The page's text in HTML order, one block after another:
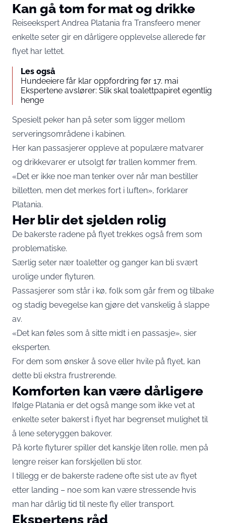
Kan gå tom for mat og drikke
Reiseekspert Andrea Platania fra Transfeero mener
enkelte seter gir en dårligere opplevelse allerede før
flyet har lettet.
Les også
Hundeeiere får klar oppfordring før 17. mai
Ekspertene avslører: Slik skal toalettpapiret egentlig
henge
Spesielt peker han på seter som ligger mellom
serveringsområdene i kabinen.
Her kan passasjerer oppleve at populære matvarer
og drikkevarer er utsolgt før trallen kommer frem.
«Det er ikke noe man tenker over når man bestiller
billetten, men det merkes fort i luften», forklarer
Platania.
Her blir det sjelden rolig
De bakerste radene på flyet trekkes også frem som
problematiske.
Særlig seter nær toaletter og ganger kan bli svært
urolige under flyturen.
Passasjerer som står i kø, folk som går frem og tilbake
og stadig bevegelse kan gjøre det vanskelig å slappe
av.
«Det kan føles som å sitte midt i en passasje», sier
eksperten.
For dem som ønsker å sove eller hvile på flyet, kan
dette bli ekstra frustrerende.
Komforten kan være dårligere
Ifølge Platania er det også mange som ikke vet at
enkelte seter bakerst i flyet har begrenset mulighet til
å lene seteryggen bakover.
På korte flyturer spiller det kanskje liten rolle, men på
lengre reiser kan forskjellen bli stor.
I tillegg er de bakerste radene ofte sist ute av flyet
etter landing – noe som kan være stressende hvis
man har dårlig tid til neste fly eller transport.
Ekspertens råd